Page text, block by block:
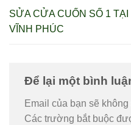
SỬA CỬA CUỐN SỐ 1 TẠI
VĨNH PHÚC
Để lại một bình
Email của bạn sẽ
Các trường bắt buộc